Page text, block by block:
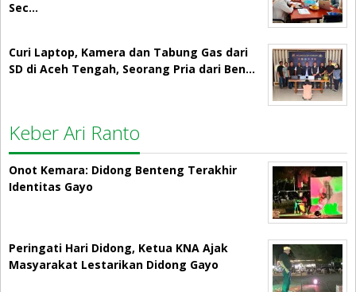
Sec…
Curi Laptop, Kamera dan Tabung Gas dari
SD di Aceh Tengah, Seorang Pria dari Ben…
Keber Ari Ranto
Onot Kemara: Didong Benteng Terakhir
Identitas Gayo
Peringati Hari Didong, Ketua KNA Ajak
Masyarakat Lestarikan Didong Gayo